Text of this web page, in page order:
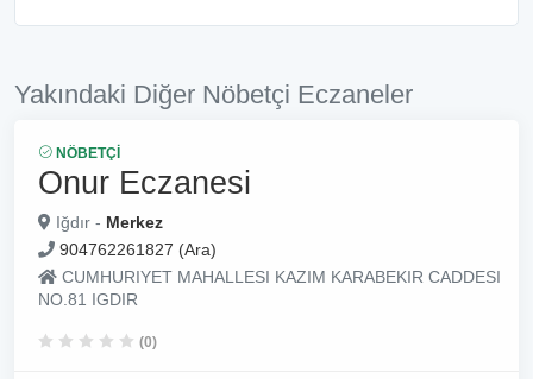
Yakındaki Diğer Nöbetçi Eczaneler
NÖBETÇI
Onur Eczanesi
Iğdır - Merkez
904762261827 (Ara)
CUMHURIYET MAHALLESI KAZIM KARABEKIR CADDESI
NO.81 IGDIR
(0)